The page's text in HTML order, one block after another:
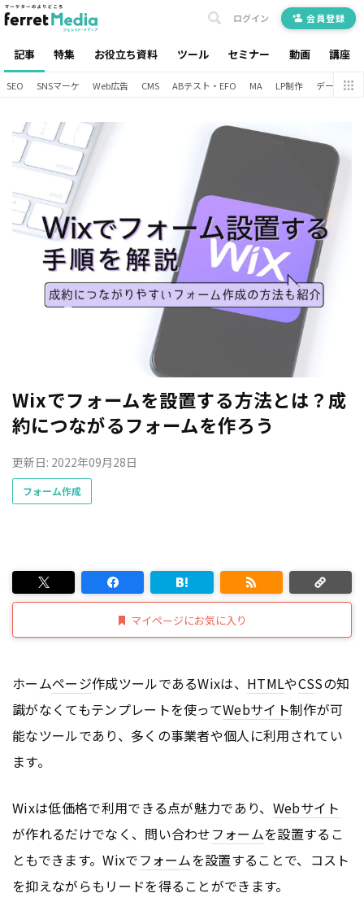
記事 特集 お役立ち資料 ツール セミナー 動画 講座
ログイン 会員登録
SEO SNSマーケ Web広告 CMS ABテスト・EFO MA LP制作 データ分析
Wixでフォームを設置する方法とは？成
約につながるフォームを作ろう
更新日: 2022年09月28日
フォーム作成
マイページにお気に入り
ホームページ作成ツールであるWixは、 HTMLやCSSの知
識がなくてもテンプレートを使ってWebサイト制作が可
能なツールであり、多くの事業者や個人に利用されてい
ます。
Wixは低価格で利用できる点が魅力であり、 Webサイト
が作れるだけでなく、問い合わせフォームを設置するこ
ともできます。Wixでフォームを設置することで、コスト
を抑えながらもリードを得ることができます。